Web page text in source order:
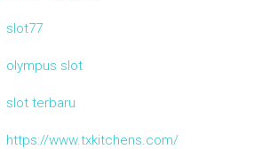
slot77
olympus slot
slot terbaru
https://www.txkitchens.com/